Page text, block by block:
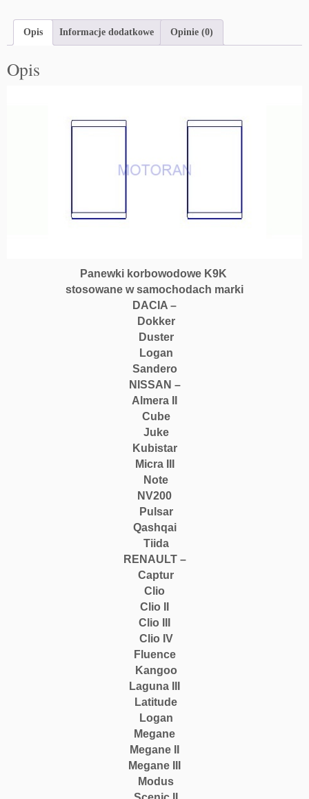
Opis Informacje dodatkowe Opinie (0)
Opis
Panewki korbowodowe K9K
stosowane w samochodach marki
DACIA –
Dokker
Duster
Logan
Sandero
NISSAN –
Almera II
Cube
Juke
Kubistar
Micra III
Note
NV200
Pulsar
Qashqai
Tiida
RENAULT –
Captur
Clio
Clio II
Clio III
Clio IV
Fluence
Kangoo
Laguna III
Latitude
Logan
Megane
Megane II
Megane III
Modus